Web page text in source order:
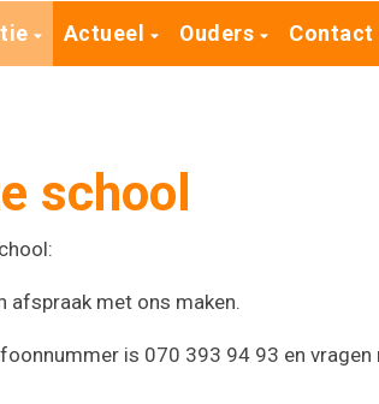
Actueel Ouders Contact
school
afspraak met ons maken.
is 070 393 94 93 en